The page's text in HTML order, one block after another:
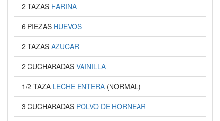
2 TAZAS HARINA
6 PIEZAS HUEVOS
2 TAZAS AZUCAR
2 CUCHARADAS VAINILLA
1/2 TAZA LECHE ENTERA (NORMAL)
3 CUCHARADAS POLVO DE HORNEAR